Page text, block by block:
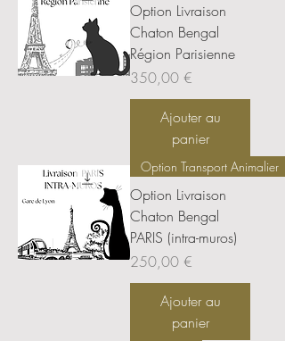
Option Livraison
Chaton Bengal
Région Parisienne
Prix
350,00 €
Ajouter au
panier
Option Transport Animalier
Option Livraison
Chaton Bengal
PARIS (intra-muros)
Prix
250,00 €
Ajouter au
panier